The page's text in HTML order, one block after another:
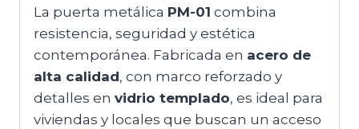
La puerta metálica PM-01 combina
resistencia, seguridad y estética
contemporánea. Fabricada en acero de
alta calidad, con marco reforzado y
detalles en vidrio templado, es ideal para
viviendas y locales que buscan un acceso